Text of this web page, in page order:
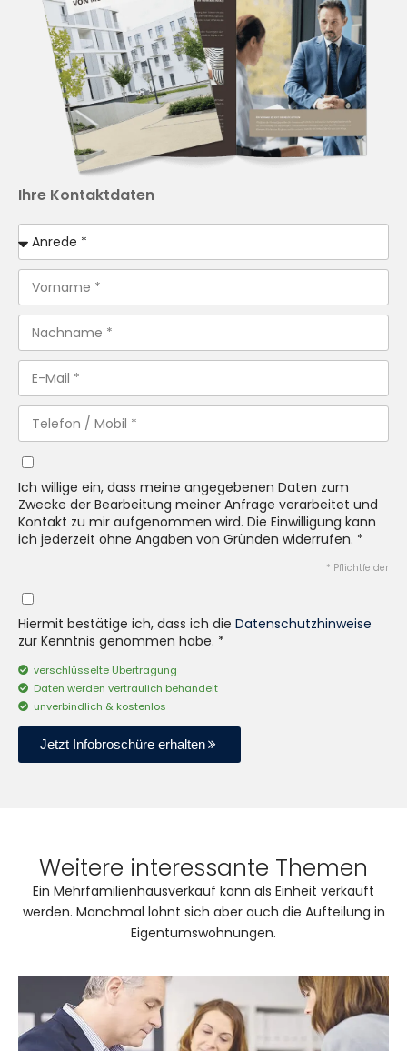
Ihre Kontaktdaten
Ich willige ein, dass meine angegebenen Daten zum
Zwecke der Bearbeitung meiner Anfrage verarbeitet und
Kontakt zu mir aufgenommen wird. Die Einwilligung kann
ich jederzeit ohne Angaben von Gründen widerrufen. *
* Pflichtfelder
Hiermit bestätige ich, dass ich die Datenschutzhinweise
zur Kenntnis genommen habe. *
verschlüsselte Übertragung
Daten werden vertraulich behandelt
unverbindlich & kostenlos
Jetzt Infobroschüre erhalten
Weitere interessante Themen
Ein Mehrfamilienhausverkauf kann als Einheit verkauft
werden. Manchmal lohnt sich aber auch die Aufteilung in
Eigentumswohnungen.